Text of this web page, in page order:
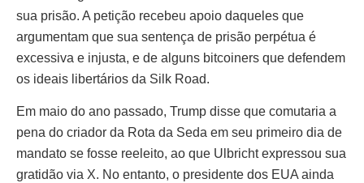
sua prisão. A petição recebeu apoio daqueles que
argumentam que sua sentença de prisão perpétua é
excessiva e injusta, e de alguns bitcoiners que defendem
os ideais libertários da Silk Road.
Em maio do ano passado, Trump disse que comutaria a
pena do criador da Rota da Seda em seu primeiro dia de
mandato se fosse reeleito, ao que Ulbricht expressou sua
gratidão via X. No entanto, o presidente dos EUA ainda